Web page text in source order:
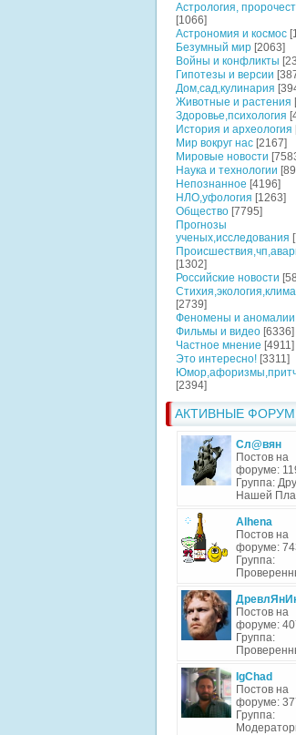
Астрология,
[1066]
Астрономия и космос
Безумный мир [2063]
Войны и конфликты
Гипотезы и версии
Дом,сад,кулинария
Животные и растения
Здоровье,психология
История и археология
Мир вокруг нас [2167]
Мировые новости
Наука и технологии
Непознанное [4196]
НЛО,уфология [1263]
Общество [7795]
Прогнозы
ученых,исследования
[1302]
Российские новости
[2739]
Феномены и аномалии
Фильмы и видео [6336]
Частное мнение [4911]
Это интересно! [3311]
[2394]
АКТИВНЫЕ
Сл@вян
Постов на
форуме:
Группа:
Нашей
Alhena
Постов на
форуме:
Группа:
Постов на
форуме:
Группа:
IgChad
Постов на
форуме:
Группа: